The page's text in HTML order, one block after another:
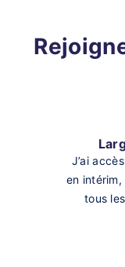
J’ai
en intérim,
tous